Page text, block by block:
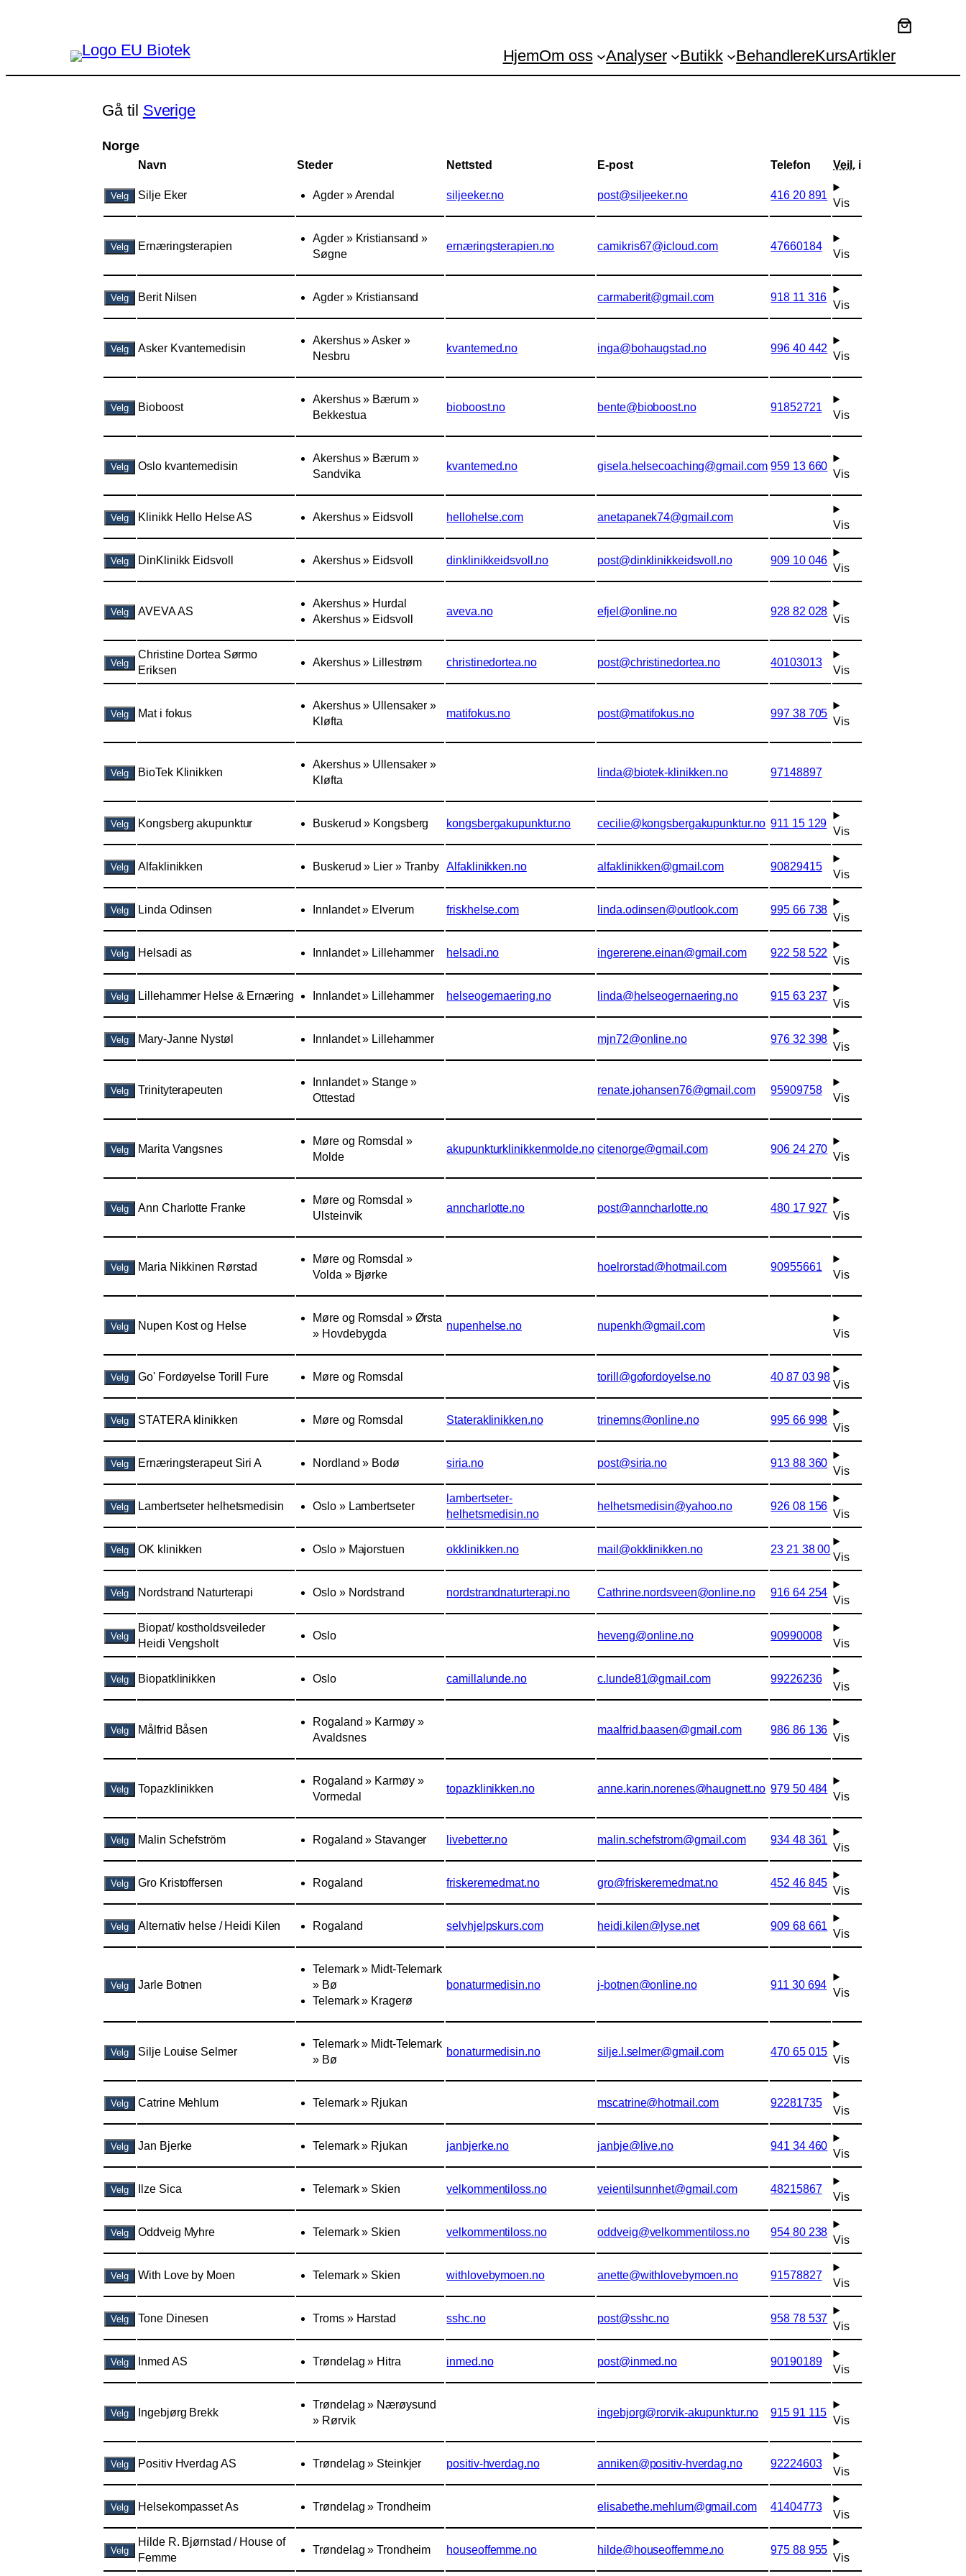
HjemOm oss Analyser Butikk BehandlereKursArtikler
Gå til Sverige
Norge
Navn Steder Nettsted E-post Telefon Veil.i
Velg Silje Eker Agder » Arendal siljeeker.no post@siljeeker.no 416 20 891
Vis
Velg Ernæringsterapien
Agder » Kristiansand »
Søgne
ernæringsterapien.no camikris67@icloud.com 47660184
Vis
Velg Berit Nilsen Agder » Kristiansand carmaberit@gmail.com 918 11 316
Vis
Velg Asker Kvantemedisin
Akershus » Asker »
Nesbru
kvantemed.no inga@bohaugstad.no 996 40 442
Vis
Velg Bioboost
Akershus » Bærum »
Bekkestua
bioboost.no bente@bioboost.no 91852721
Vis
Velg Oslo kvantemedisin
Akershus » Bærum »
Sandvika
kvantemed.no gisela.helsecoaching@gmail.com 959 13 660
Vis
Velg Klinikk Hello Helse AS Akershus » Eidsvoll hellohelse.com anetapanek74@gmail.com
Vis
Velg DinKlinikk Eidsvoll Akershus » Eidsvoll dinklinikkeidsvoll.no post@dinklinikkeidsvoll.no 909 10 046
Vis
Velg AVEVA AS
Akershus » Hurdal
Akershus » Eidsvoll
aveva.no efjel@online.no 928 82 028
Vis
Velg
Christine Dortea Sørmo
Eriksen
Akershus » Lillestrøm christinedortea.no post@christinedortea.no 40103013
Vis
Velg Mat i fokus
Akershus » Ullensaker »
Kløfta
matifokus.no post@matifokus.no 997 38 705
Vis
Velg BioTek Klinikken
Akershus » Ullensaker »
Kløfta
linda@biotek-klinikken.no 97148897
Velg Kongsberg akupunktur Buskerud » Kongsberg kongsbergakupunktur.no cecilie@kongsbergakupunktur.no 911 15 129
Vis
Velg Alfaklinikken Buskerud » Lier » Tranby Alfaklinikken.no alfaklinikken@gmail.com 90829415
Vis
Velg Linda Odinsen Innlandet » Elverum friskhelse.com linda.odinsen@outlook.com 995 66 738
Vis
Velg Helsadi as Innlandet » Lillehammer helsadi.no ingererene.einan@gmail.com 922 58 522
Vis
Velg Lillehammer Helse & Ernæring Innlandet » Lillehammer helseogernaering.no linda@helseogernaering.no 915 63 237
Vis
Velg Mary-Janne Nystøl Innlandet » Lillehammer mjn72@online.no 976 32 398
Vis
Velg Trinityterapeuten
Innlandet » Stange »
Ottestad
renate.johansen76@gmail.com 95909758
Vis
Velg Marita Vangsnes
Møre og Romsdal »
Molde
akupunkturklinikkenmolde.no citenorge@gmail.com 906 24 270
Vis
Velg Ann Charlotte Franke
Møre og Romsdal »
Ulsteinvik
anncharlotte.no post@anncharlotte.no 480 17 927
Vis
Velg Maria Nikkinen Rørstad
Møre og Romsdal »
Volda » Bjørke
hoelrorstad@hotmail.com 90955661
Vis
Velg Nupen Kost og Helse
Møre og Romsdal » Ørsta
» Hovdebygda
nupenhelse.no nupenkh@gmail.com
Vis
Velg Go' Fordøyelse Torill Fure Møre og Romsdal torill@gofordoyelse.no 40 87 03 98
Vis
Velg STATERA klinikken Møre og Romsdal Stateraklinikken.no trinemns@online.no 995 66 998
Vis
Velg Ernæringsterapeut Siri A Nordland » Bodø siria.no post@siria.no 913 88 360
Vis
Velg Lambertseter helhetsmedisin Oslo » Lambertseter
lambertseter-
helhetsmedisin.no
helhetsmedisin@yahoo.no 926 08 156
Vis
Velg OK klinikken Oslo » Majorstuen okklinikken.no mail@okklinikken.no 23 21 38 00
Vis
Velg Nordstrand Naturterapi Oslo » Nordstrand nordstrandnaturterapi.no Cathrine.nordsveen@online.no 916 64 254
Vis
Velg
Biopat/ kostholdsveileder
Heidi Vengsholt
Oslo heveng@online.no 90990008
Vis
Velg Biopatklinikken Oslo camillalunde.no c.lunde81@gmail.com 99226236
Vis
Velg Målfrid Båsen
Rogaland » Karmøy »
Avaldsnes
maalfrid.baasen@gmail.com 986 86 136
Vis
Velg Topazklinikken
Rogaland » Karmøy »
Vormedal
topazklinikken.no anne.karin.norenes@haugnett.no 979 50 484
Vis
Velg Malin Schefström Rogaland » Stavanger livebetter.no malin.schefstrom@gmail.com 934 48 361
Vis
Velg Gro Kristoffersen Rogaland friskeremedmat.no gro@friskeremedmat.no 452 46 845
Vis
Velg Alternativ helse / Heidi Kilen Rogaland selvhjelpskurs.com heidi.kilen@lyse.net 909 68 661
Vis
Velg Jarle Botnen
Telemark » Midt-Telemark
» Bø
Telemark » Kragerø
bonaturmedisin.no j-botnen@online.no 911 30 694
Vis
Velg Silje Louise Selmer
Telemark » Midt-Telemark
» Bø
bonaturmedisin.no silje.l.selmer@gmail.com 470 65 015
Vis
Velg Catrine Mehlum Telemark » Rjukan mscatrine@hotmail.com 92281735
Vis
Velg Jan Bjerke Telemark » Rjukan janbjerke.no janbje@live.no 941 34 460
Vis
Velg Ilze Sica Telemark » Skien velkommentiloss.no veientilsunnhet@gmail.com 48215867
Vis
Velg Oddveig Myhre Telemark » Skien velkommentiloss.no oddveig@velkommentiloss.no 954 80 238
Vis
Velg With Love by Moen Telemark » Skien withlovebymoen.no anette@withlovebymoen.no 91578827
Vis
Velg Tone Dinesen Troms » Harstad sshc.no post@sshc.no 958 78 537
Vis
Velg Inmed AS Trøndelag » Hitra inmed.no post@inmed.no 90190189
Vis
Velg Ingebjørg Brekk
Trøndelag » Nærøysund
» Rørvik
ingebjorg@rorvik-akupunktur.no 915 91 115
Vis
Velg Positiv Hverdag AS Trøndelag » Steinkjer positiv-hverdag.no anniken@positiv-hverdag.no 92224603
Vis
Velg Helsekompasset As Trøndelag » Trondheim elisabethe.mehlum@gmail.com 41404773
Vis
Velg
Hilde R. Bjørnstad / House of
Femme
Trøndelag » Trondheim houseoffemme.no hilde@houseoffemme.no 975 88 955
Vis